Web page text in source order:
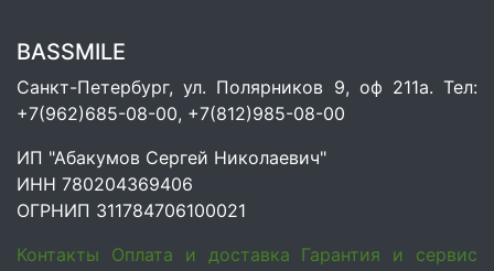
BASSMILE
Санкт-Петербург, ул. Полярников 9, оф 211а. Тел:
+7(962)685-08-00, +7(812)985-08-00
ИП "Абакумов Сергей Николаевич"
ИНН 780204369406
ОГРНИП 311784706100021
Контакты
Оплата и доставка Гарантия и сервис